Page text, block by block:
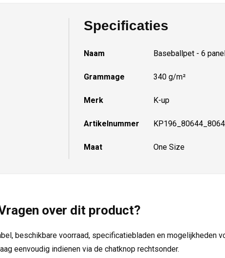
Specificaties
Naam Baseballpet - 6
Grammage 340 g/m²
Merk K-up
Artikelnummer
Maat One Size
over dit product?
beschikbare voorraad, specificatiebladen en mogelijkheden
eenvoudig indienen via de chatknop rechtsonder.